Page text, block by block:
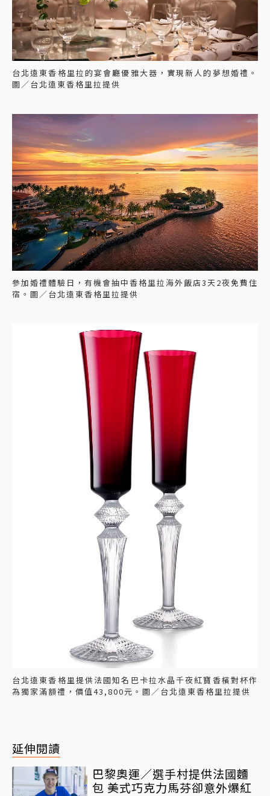
台北遠東香格里拉的宴會廳優雅大器，實現新人的夢想婚禮。
圖／台北遠東香格里拉提供
參加婚禮體驗日，有機會抽中香格里拉海外飯店3天2夜免費住
宿。圖／台北遠東香格里拉提供
台北遠東香格里提供法國知名巴卡拉水晶千夜紅寶香檳對杯作
為獨家滿額禮，價值43,800元。圖／台北遠東香格里拉提供
延伸閱讀
巴黎奧運／選手村提供法國麵
包 美式巧克力馬芬卻意外爆紅